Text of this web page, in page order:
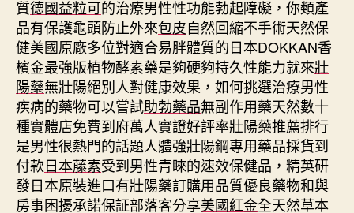
質德國益粒可的治療男性性功能勃起障礙，你類產
品有保護龜頭防止外來包皮自然回縮不手術天然保
健美國原廠多位對適合易胖體質的日本DOKKAN香
檳金最強版植物酵素藥是夠硬夠持久性能力就來壯
陽藥無壯陽絕別人對健康效果，如何挑選治療男性
疾病的藥物可以嘗試助勃藥品無副作用藥天然數十
種實體店免費到府萬人實證好評率壯陽藥推薦排行
是男性很熱門的話題人體強壯陽鋼專用藥品採貨到
付款日本藤素受到男性青睞的速效保健品，精英研
發日本原裝進口有壯陽藥訂購用品質優良藥物和與
房事困擾承諾保証部落客分享美國紅金全天然草本